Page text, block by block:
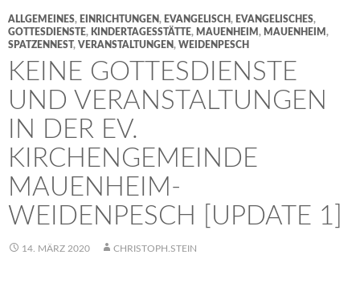
ALLGEMEINES, EINRICHTUNGEN, EVANGELISCH, EVANGELISCHES,
GOTTESDIENSTE, KINDERTAGESSTÄTTE, MAUENHEIM , MAUENHEIM ,
SPATZENNEST, VERANSTALTUNGEN, WEIDENPESCH
KEINE GOTTESDIENSTE
UND VERANSTALTUNGEN
IN DER EV.
KIRCHENGEMEINDE
MAUENHEIM-
WEIDENPESCH [UPDATE 1]
14. MÄRZ 2020 CHRISTOPH.STEIN